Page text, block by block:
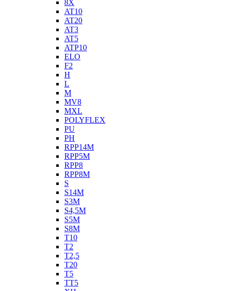
8X
AT10
AT20
AT3
AT5
ATP10
ELO
F2
H
L
M
MV8
MXL
POLYFLEX
PU
PH
RPP14M
RPP5M
RPP8
RPP8M
S
S14M
S3M
S4,5M
S5M
S8M
T10
T2
T2,5
T20
T5
TT5